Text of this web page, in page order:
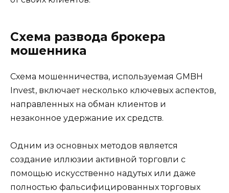
Схема развода брокера
мошенника
Схема мошенничества, используемая GMBH
Invest, включает несколько ключевых аспектов,
направленных на обман клиентов и
незаконное удержание их средств.
Одним из основных методов является
создание иллюзии активной торговли с
помощью искусственно надутых или даже
полностью фальсифицированных торговых